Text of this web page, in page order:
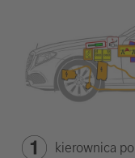
kierownica